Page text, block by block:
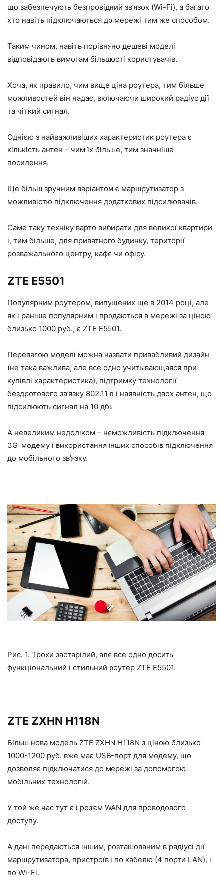
що забезпечують безпровідний зв’язок (Wi-Fi), а багато
хто навіть підключаються до мережі тим же способом.
Таким чином, навіть порівняно дешеві моделі
відповідають вимогам більшості користувачів.
Хоча, як правило, чим вище ціна роутера, тим більше
можливостей він надає, включаючи широкий радіус дії
та чіткий сигнал.
Однією з найважливіших характеристик роутера є
кількість антен – чим їх більше, тим значніше
посилення.
Ще більш зручним варіантом є маршрутизатор з
можливістю підключення додаткових підсилювачів.
Саме таку техніку варто вибирати для великої квартири
і, тим більше, для приватного будинку, території
розважального центру, кафе чи офісу.
ZTE E5501
Популярним роутером, випущених ще в 2014 році, але
як і раніше популярним і продаються в мережі за ціною
близько 1000 руб., є ZTE E5501.
Перевагою моделі можна назвати привабливий дизайн
(не така важлива, але все одно учитывающаяся при
купівлі характеристика), підтримку технології
бездротового зв’язку 802.11 n і наявність двох антен, що
підсилюють сигнал на 10 дбі.
А невеликим недоліком – неможливість підключення
3G-модему і використання інших способів підключення
до мобільного зв’язку.
Рис. 1. Трохи застарілий, але все одно досить
функціональний і стильний роутер ZTE E5501.
ZTE ZXHN H118N
Більш нова модель ZTE ZXHN H118N з ціною близько
1000-1200 руб. вже має USB-порт для модему, що
дозволяє підключатися до мережі за допомогою
мобільних технологій.
У той же час тут є і роз’єм WAN для проводового
доступу.
А дані передаються іншим, розташованим в радіусі дії
маршрутизатора, пристроїв і по кабелю (4 порти LAN), і
по Wi-Fi.